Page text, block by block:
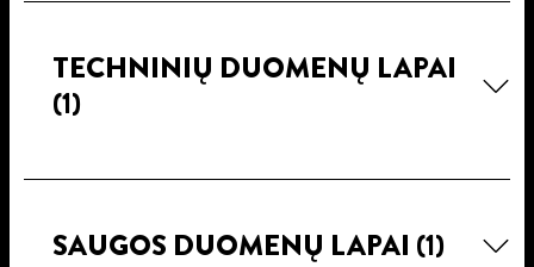
TECHNINIŲ DUOMENŲ LAPAI
(1)
SAUGOS DUOMENŲ LAPAI (1)